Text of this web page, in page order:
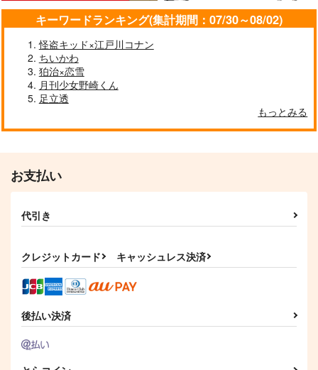
作品詳細 作品詳細 作品詳細
SuperSparkle
サンプル
作品詳細
ゆるして！
衣更真緒×朔間凛月
キーワードランキング(集計期間：07/30～08/02)
怪盗キッド×江戸川コナン
ちいかわ
狛治×恋雪
月刊少女野崎くん
足立透
もっとみる
お支払い
代引き
クレジットカード キャッシュレス決済
後払い決済